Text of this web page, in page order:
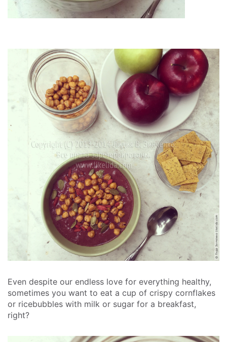
Even despite our endless love for everything healthy,
sometimes you want to eat a cup of crispy cornflakes
or ricebubbles with milk or sugar for a breakfast,
right?